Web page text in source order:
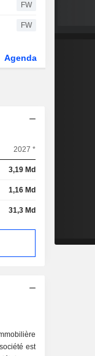
FW
FW
Agenda
2027 *
3,19 Md
1,16 Md
31,3 Md
est